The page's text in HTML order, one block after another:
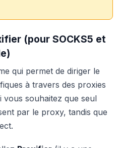
(pour SOCKS5 et
qui permet de diriger le
à travers des proxies
vous souhaitez que seul
par le proxy, tandis que